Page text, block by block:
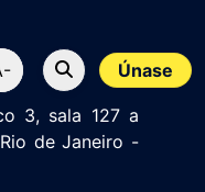
Únase
3, sala 127 a
de Janeiro -